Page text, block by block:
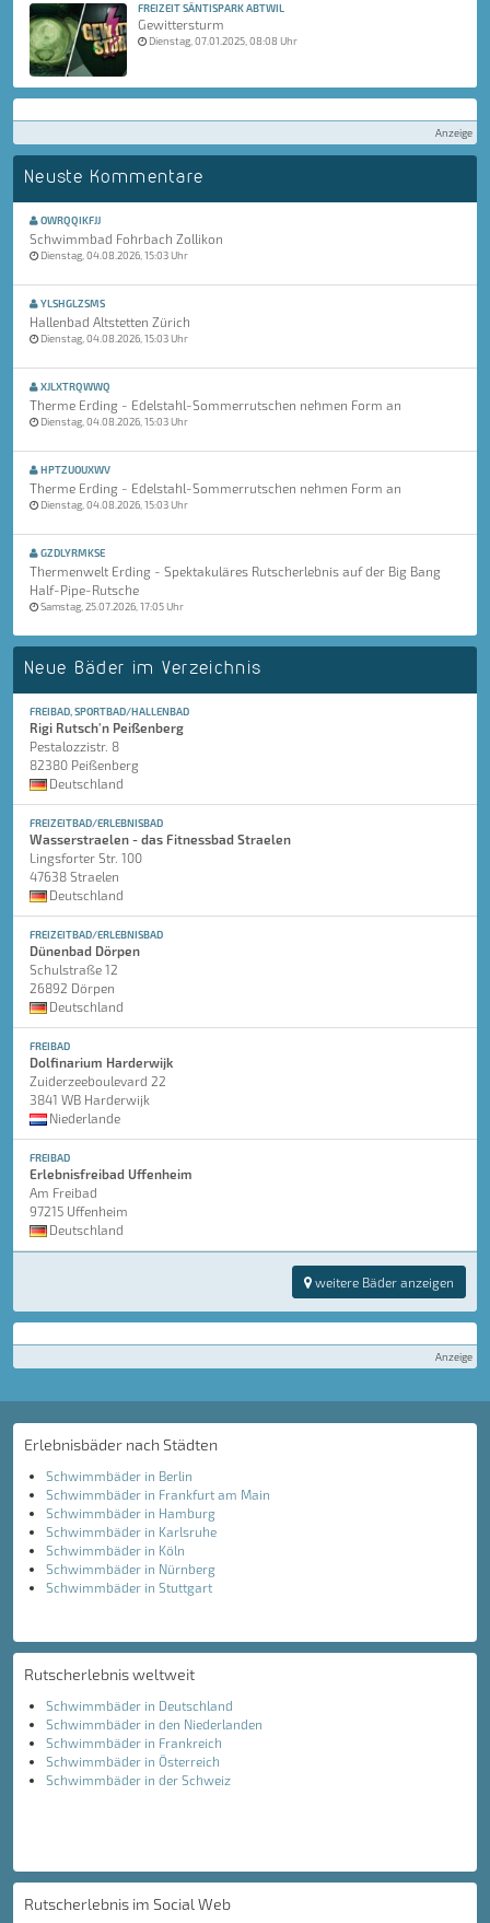
FREIZEIT SÄNTISPARK ABTWIL
Gewittersturm
Dienstag, 07.01.2025, 08:08 Uhr
Anzeige
Neuste Kommentare
OWRQQIKFJJ
Schwimmbad Fohrbach Zollikon
Dienstag, 04.08.2026, 15:03 Uhr
YLSHGLZSMS
Hallenbad Altstetten Zürich
Dienstag, 04.08.2026, 15:03 Uhr
XJLXTRQWWQ
Therme Erding - Edelstahl-Sommerrutschen nehmen Form an
Dienstag, 04.08.2026, 15:03 Uhr
HPTZUOUXWV
Therme Erding - Edelstahl-Sommerrutschen nehmen Form an
Dienstag, 04.08.2026, 15:03 Uhr
GZDLYRMKSE
Thermenwelt Erding - Spektakuläres Rutscherlebnis auf der Big Bang
Half-Pipe-Rutsche
Samstag, 25.07.2026, 17:05 Uhr
Neue Bäder im Verzeichnis
FREIBAD, SPORTBAD/HALLENBAD
Rigi Rutsch'n Peißenberg
Pestalozzistr. 8
82380 Peißenberg
Deutschland
FREIZEITBAD/ERLEBNISBAD
Wasserstraelen - das Fitnessbad Straelen
Lingsforter Str. 100
47638 Straelen
Deutschland
FREIZEITBAD/ERLEBNISBAD
Dünenbad Dörpen
Schulstraße 12
26892 Dörpen
Deutschland
FREIBAD
Dolfinarium Harderwijk
Zuiderzeeboulevard 22
3841 WB Harderwijk
Niederlande
FREIBAD
Erlebnisfreibad Uffenheim
Am Freibad
97215 Uffenheim
Deutschland
weitere Bäder anzeigen
Anzeige
Erlebnisbäder nach Städten
Schwimmbäder in Berlin
Schwimmbäder in Frankfurt am Main
Schwimmbäder in Hamburg
Schwimmbäder in Karlsruhe
Schwimmbäder in Köln
Schwimmbäder in Nürnberg
Schwimmbäder in Stuttgart
Rutscherlebnis weltweit
Schwimmbäder in Deutschland
Schwimmbäder in den Niederlanden
Schwimmbäder in Frankreich
Schwimmbäder in Österreich
Schwimmbäder in der Schweiz
Rutscherlebnis im Social Web